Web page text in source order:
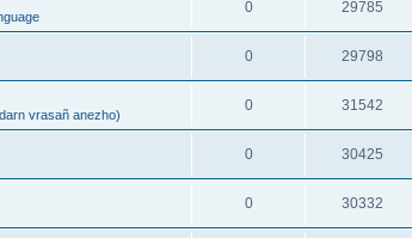
0 29785
0 29798
vrasañ anezho)
0 31542
0 30425
0 30332